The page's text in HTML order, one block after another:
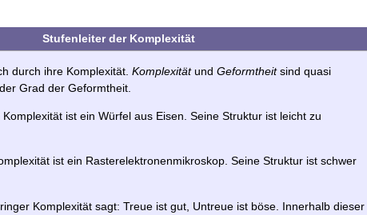
Stufenleiter der Komplexität
durch ihre Komplexität. Komplexitätund Geformtheitsind quasi
Grad der Geformtheit.
ist ein Würfel aus Eisen. Seine Struktur ist leicht zu
ist ein Rasterelektronenmikroskop. Seine Struktur ist schwer
Komplexität sagt: Treue ist gut, Untreue ist böse. Innerhalb dieser